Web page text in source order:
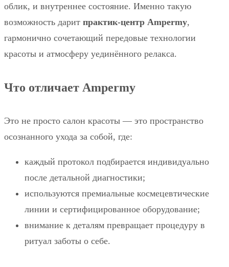
облик, и внутреннее состояние. Именно такую
возможность дарит практик‑центр Ampermy,
гармонично сочетающий передовые технологии
красоты и атмосферу уединённого релакса.
Что отличает Ampermy
Это не просто салон красоты — это пространство
осознанного ухода за собой, где:
каждый протокол подбирается индивидуально
после детальной диагностики;
используются премиальные космецевтические
линии и сертифицированное оборудование;
внимание к деталям превращает процедуру в
ритуал заботы о себе.